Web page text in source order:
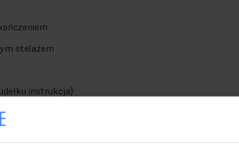
stelażem
instrukcja)